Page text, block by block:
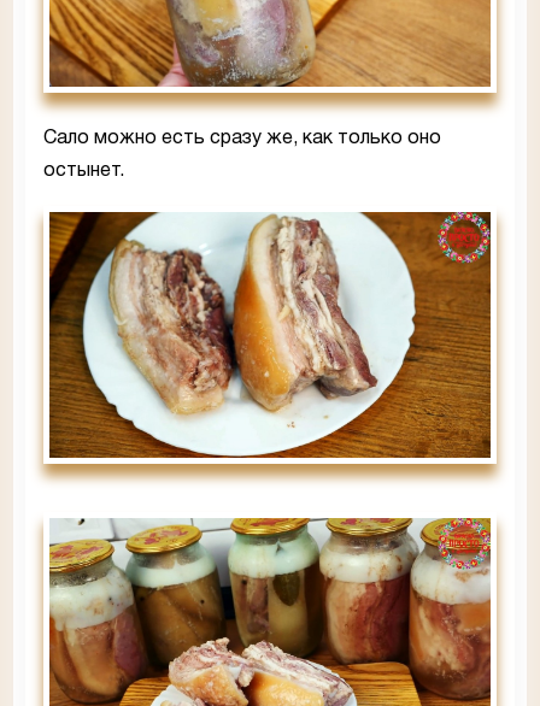
Сало можно есть сразу же, как только оно
остынет.